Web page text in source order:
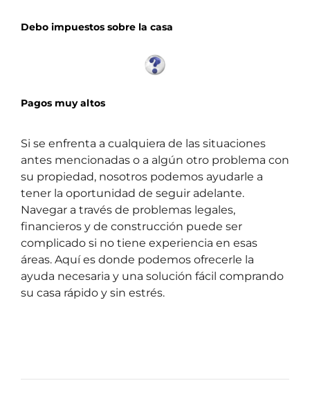
Debo impuestos sobre la casa
Pagos muy altos
Si se enfrenta a cualquiera de las situaciones
antes mencionadas o a algún otro problema con
su propiedad, nosotros podemos ayudarle a
tener la oportunidad de seguir adelante.
Navegar a través de problemas legales,
financieros y de construcción puede ser
complicado si no tiene experiencia en esas
áreas. Aquí es donde podemos ofrecerle la
ayuda necesaria y una solución fácil comprando
su casa rápido y sin estrés.